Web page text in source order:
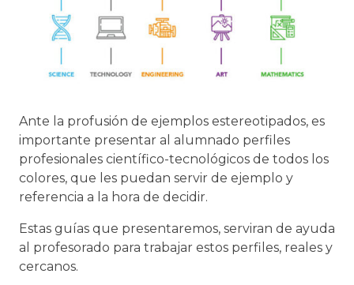
Ante la profusión de ejemplos estereotipados, es
importante presentar al alumnado perfiles
profesionales científico-tecnológicos de todos los
colores, que les puedan servir de ejemplo y
referencia a la hora de decidir.
Estas guías que presentaremos, serviran de ayuda
al profesorado para trabajar estos perfiles, reales y
cercanos.